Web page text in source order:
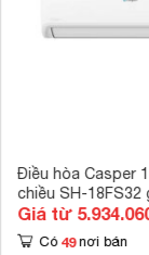
Điều hòa Casper
chiều SH-18FS32
Giá từ
Có 49 nơi bán